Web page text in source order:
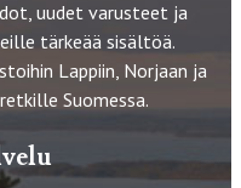
uudet varusteet ja
tärkeää sisältöä.
Lappiin, Norjaan ja
Suomessa.